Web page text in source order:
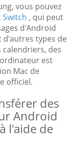
vous pouvez
Switch , qui peut
d'Android
types de
calendriers, des
est
Mac de
officiel.
des
Android
l'aide de